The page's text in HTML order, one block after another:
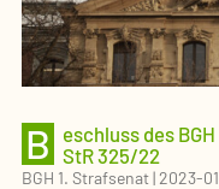
B
eschluss des
StR 325/22
BGH 1. Strafsenat|2023-